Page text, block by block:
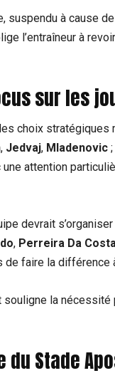
suspendu à cause
l’entraîneur à
sur les
choix stratégiques
, Jedvaj, Mladenovic ;
une attention
devrait
, Perreira Da
faire la différence
la nécessité
Stade